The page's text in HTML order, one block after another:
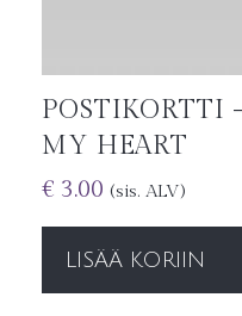
MY HEART
€ 3.00 (sis. ALV)
LISÄÄ KORIIN